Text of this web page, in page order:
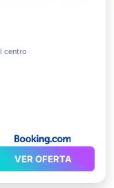
centro
VER OFERTA